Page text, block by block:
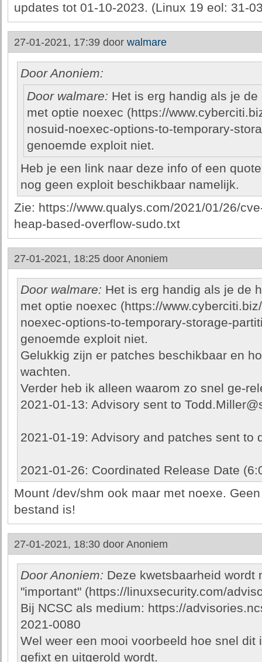
updates tot 01-10-2023. (Linux 19 eol: 31-
27-01-2021, 17:39 door walmare
Door Anoniem:
Door walmare: Het is erg handig als je
met optie noexec (https://
nosuid-noexec-options-to-temporary-
genoemde exploit niet.
Heb je een link naar deze info of een
nog geen exploit beschikbaar namelijk.
Zie: https://www.qualys.com/2021/01/26/
heap-based-overflow-sudo.txt
27-01-2021, 18:25 door Anoniem
Door walmare: Het is erg handig als je de
met optie noexec (https://
noexec-options-to-temporary-storage-
genoemde exploit niet.
Gelukkig zijn er patches beschikbaar en
wachten.
Verder heb ik alleen waarom zo snel ge-
2021-01-13: Advisory sent to
2021-01-19: Advisory and patches sent to
2021-01-26: Coordinated Release Date
Mount /dev/shm ook maar met noexe.
bestand is!
27-01-2021, 18:30 door Anoniem
Door Anoniem: Deze kwetsbaarheid wordt
"important" (https://linuxsecurity.com/
Bij NCSC als medium: https://
2021-0080
Wel weer een mooi voorbeeld hoe snel dit
gefixt en uitgerold wordt.